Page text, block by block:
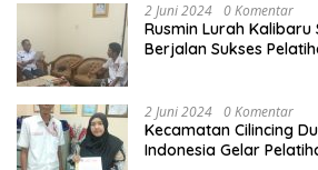
2 Juni 2024 0 Komentar
Rusmin Lurah
Berjalan Sukses
2 Juni 2024 0 Komentar
Kecamatan Cilincing
Indonesia Gelar